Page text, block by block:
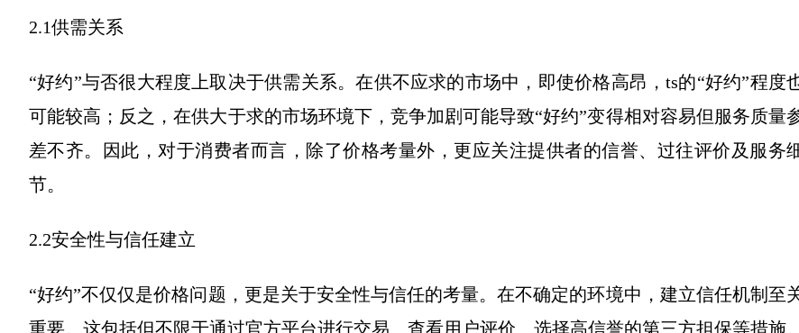
2.1供需关系
“好约”与否很大程度上取决于供需关系。在供不应求的市场中，即使价格高昂，ts的“好约”程度
可能较高；反之，在供大于求的市场环境下，竞争加剧可能导致“好约”变得相对容易但服务质量
差不齐。因此，对于消费者而言，除了价格考量外，更应关注提供者的信誉、过往评价及服务
节。
2.2安全性与信任建立
“好约”不仅仅是价格问题，更是关于安全性与信任的考量。在不确定的环境中，建立信任机制至
重要。这包括但不限于通过官方平台进行交易、查看用户评价、选择高信誉的第三方担保等措施。